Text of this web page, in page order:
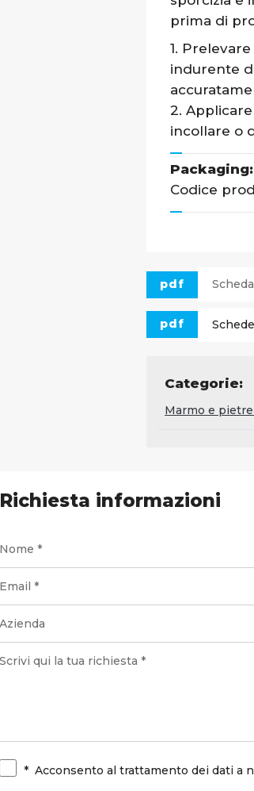
prima di
1.
indurente
2.
incollare o
Packaging:
Codice
pdf
pdf
Categorie:
Marmo e
Richiesta informazioni
* Acconsento al trattamento dei dati a